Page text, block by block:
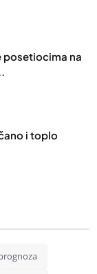
posetiocima na
i toplo